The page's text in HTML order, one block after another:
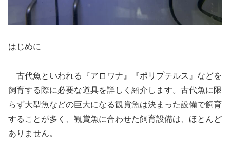
はじめに
古代魚といわれる『アロワナ』『ポリプテルス』などを
飼育する際に必要な道具を詳しく紹介します。古代魚に限
らず大型魚などの巨大になる観賞魚は決まった設備で飼育
することが多く、観賞魚に合わせた飼育設備は、ほとんど
ありません。